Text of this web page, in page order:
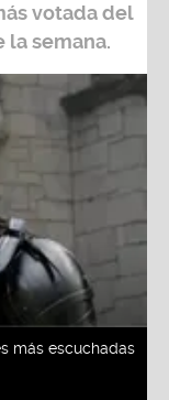
votada del
la semana.
más escuchadas